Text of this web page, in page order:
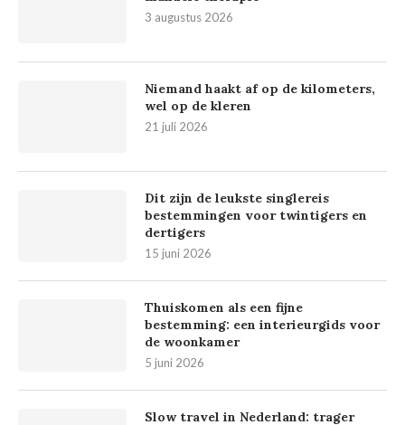
3 augustus 2026
Niemand haakt af op de kilometers,
wel op de kleren
21 juli 2026
Dit zijn de leukste singlereis
bestemmingen voor twintigers en
dertigers
15 juni 2026
Thuiskomen als een fijne
bestemming: een interieurgids voor
de woonkamer
5 juni 2026
Slow travel in Nederland: trager